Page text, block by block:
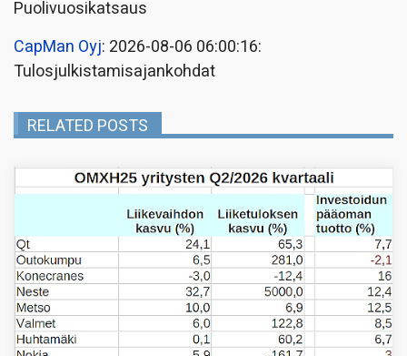
Puolivuosikatsaus
CapMan Oyj: 2026-08-06 06:00:16:
Tulosjulkistamisajankohdat
RELATED POSTS